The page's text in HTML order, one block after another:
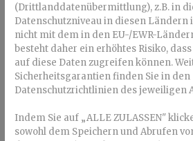
Die negativen Effekte
Solange nachts kein Aussetzen der
Syndrom) auftritt, ist eine
Schnarchensselbst meist nicht
gibt allerdings allgemeine
Wahrscheinlichkeit zu schnarchen
(Drittlanddatenübermittlung), z.B. in
Datenschutzniveau in diesen Ländern
nicht mit dem in den EU-/EWR-
besteht daher ein erhöhtes Risiko,
auf diese Daten zugreifen können.
Sicherheitsgarantien finden Sie in den
Datenschutzrichtlinien des jeweiligen
Indem Sie auf „ALLE ZULASSEN"
sowohl dem Speichern und Abrufen